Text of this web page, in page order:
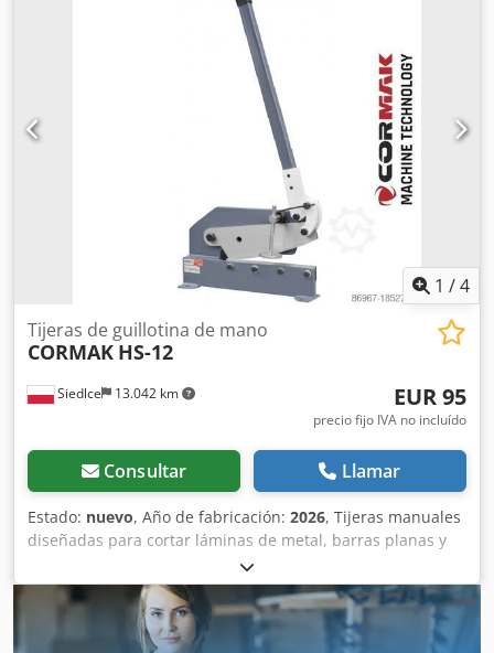
de la máquina: * La máquina está diseñada para un corte
rápido y preciso de diversos materiales. * Tijeras
imprescindibles para cualquier taller, aficionado y garaje
de bricolaje. * La máquina se puede fijar al suelo. *
Palanca con empuñadura de goma para un agarre
cómodo. * Construcción estable y robusta. * Hoja
fabricada con acero de alta calidad. * Base incluida de
serie. Datos técnicos HS-1000: Dkodpjvzqluofx Akajr
Longitud de corte: 1000 mm Grosor de la chapa: 1,5 mm
Dimensiones: 1365 × 500 × 1700 mm Peso: 70 kg
1 /4
Siedlce 13.042 km
Tijeras de guillotina de mano
CORMAK HS-12
EUR 95
precio fijo IVA no incluído
Consultar Llamar
Estado: nuevo, Año de fabricación: 2026, Tijeras manuales
diseñadas para cortar láminas de metal, barras planas y
varillas de acero. Fabricadas con placas de acero, estas
tijeras se caracterizan por su alta fiabilidad y su
funcionamiento sencillo. Tijeras manuales diseñadas para
cortar láminas de metal, barras planas y varillas de acero.